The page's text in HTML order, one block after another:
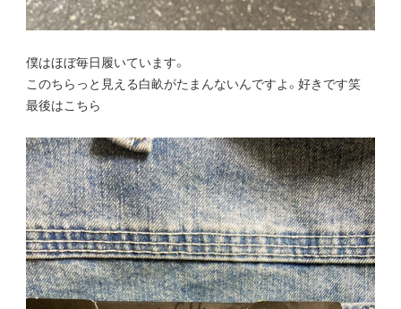
僕はほぼ毎日履いています。
このちらっと見える白畝がたまんないんですよ。好きです笑
最後はこちら